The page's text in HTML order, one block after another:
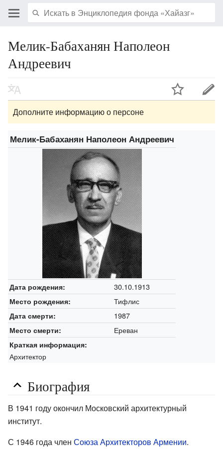
Мелик-Бабаханян Наполеон
Андреевич
Дополните информацию о персоне
Мелик-Бабаханян Наполеон Андреевич
Дата рождения: 30.10.1913
Место рождения: Тифлис
Дата смерти: 1987
Место смерти: Ереван
Краткая информация:
Архитектор
Биография
В 1941 году окончил Московский архитектурный
институт.
С 1946 года член Союза Архитекторов Армении.